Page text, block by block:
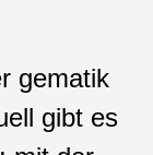
gematik
gibt es